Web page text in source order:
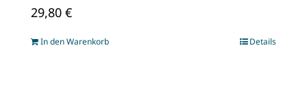
29,80 €
In den Warenkorb Details